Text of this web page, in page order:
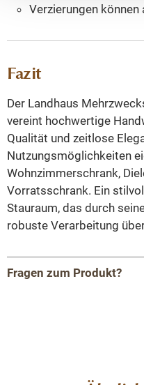
Verzierungen können
Fazit
Der Landhaus
vereint hochwertige
Qualität und zeitlose
Nutzungsmöglichkeiten
Wohnzimmerschrank,
Vorratsschrank. Ein
Stauraum, das durch
robuste Verarbeitung
Fragen zum Produkt?